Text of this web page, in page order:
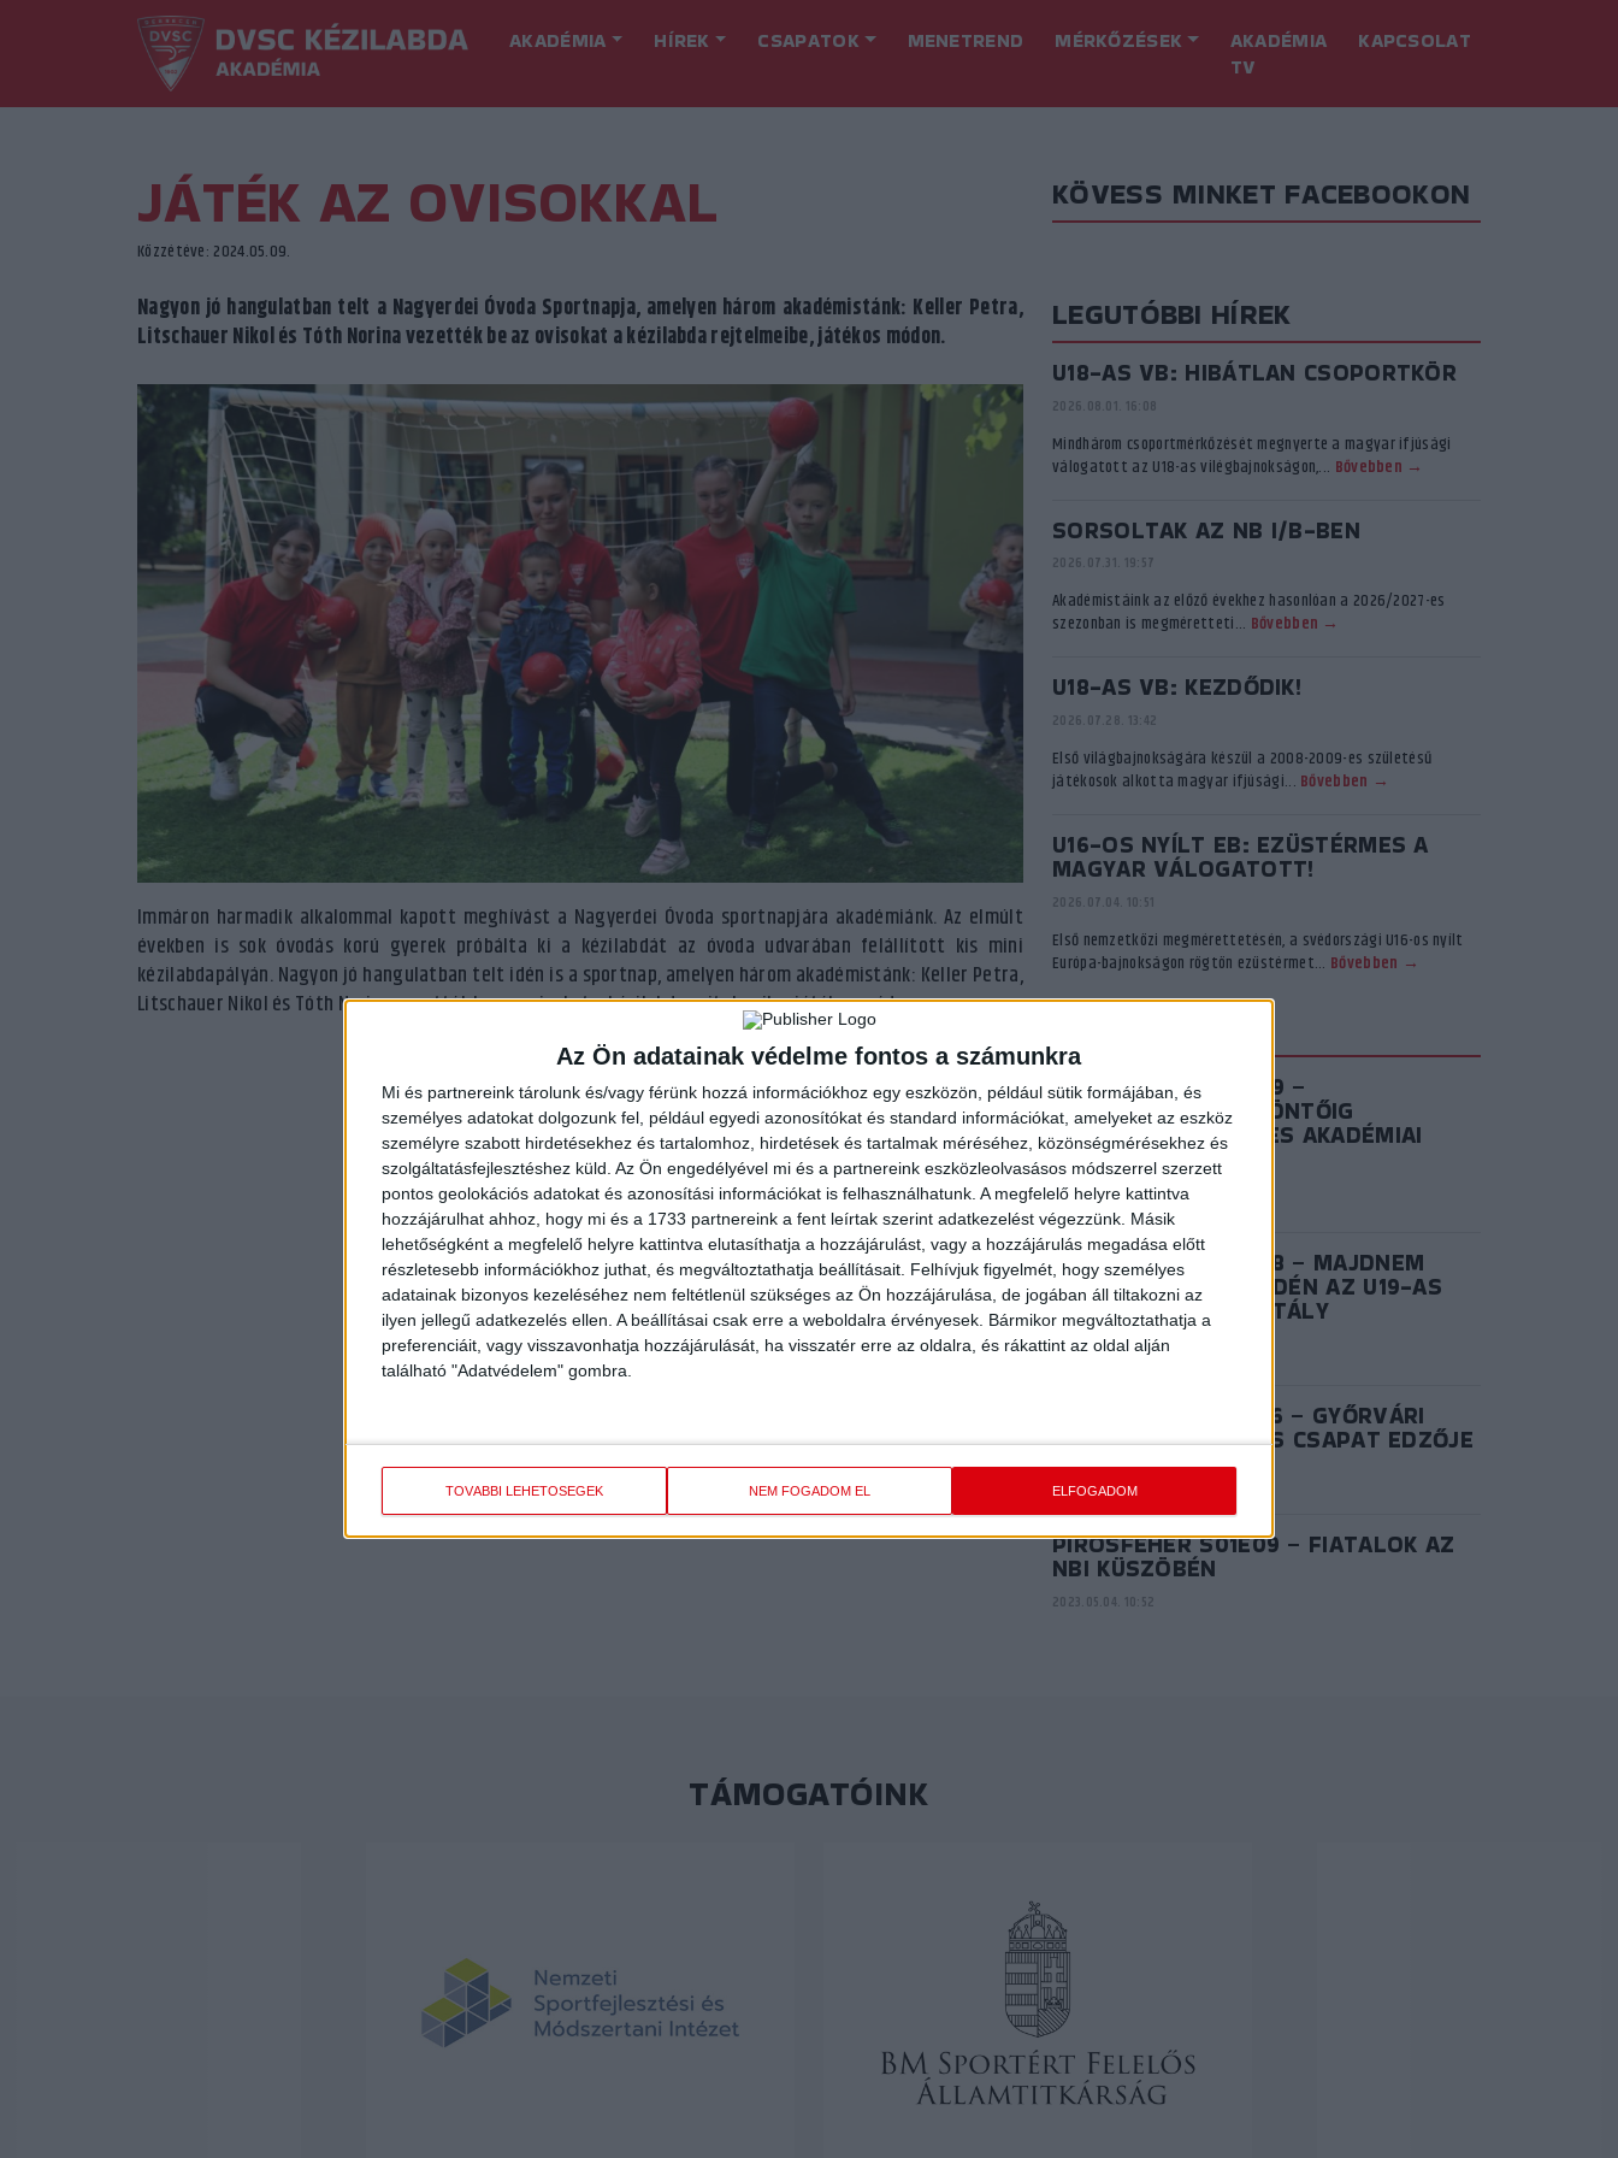
Az Ön adatainak védelme fontos a számunkra
Mi és partnereink tárolunk és/vagy férünk hozzá információkhoz egy eszközön, például sütik formájában, és
személyes adatokat dolgozunk fel, például egyedi azonosítókat és standard információkat, amelyeket az eszköz
személyre szabott hirdetésekhez és tartalomhoz, hirdetések és tartalmak méréséhez, közönségmérésekhez és
szolgáltatásfejlesztéshez küld. Az Ön engedélyével mi és a partnereink eszközleolvasásos módszerrel szerzett
pontos geolokációs adatokat és azonosítási információkat is felhasználhatunk. A megfelelő helyre kattintva
hozzájárulhat ahhoz, hogy mi és a 1733 partnereink a fent leírtak szerint adatkezelést végezzünk. Másik
lehetőségként a megfelelő helyre kattintva elutasíthatja a hozzájárulást, vagy a hozzájárulás megadása előtt
részletesebb információkhoz juthat, és megváltoztathatja beállításait. Felhívjuk figyelmét, hogy személyes
adatainak bizonyos kezeléséhez nem feltétlenül szükséges az Ön hozzájárulása, de jogában áll tiltakozni az
ilyen jellegű adatkezelés ellen. A beállításai csak erre a weboldalra érvényesek. Bármikor megváltoztathatja a
preferenciáit, vagy visszavonhatja hozzájárulását, ha visszatér erre az oldalra, és rákattint az oldal alján
található "Adatvédelem" gombra.
TOVÁBBI LEHETŐSÉGEK NEM FOGADOM EL ELFOGADOM
AKADÉMIA HÍREK CSAPATOK MENETREND MÉRKŐZÉSEK
AKADÉMIA
TV
KAPCSOLAT
JÁTÉK AZ OVISOKKAL
Közzétéve: 2024.05.09.
Nagyon jó hangulatban telt a Nagyerdei Óvoda Sportnapja, amelyen három akadémistánk: Keller Petra,
Litschauer Nikol és Tóth Norina vezették be az ovisokat a kézilabda rejtelmeibe, játékos módon.
Immáron harmadik alkalommal kapott meghívást a Nagyerdei Óvoda sportnapjára akadémiánk. Az elmúlt
években is sok óvodás korú gyerek próbálta ki a kézilabdát az óvoda udvarában felállított kis mini
kézilabdapályán. Nagyon jó hangulatban telt idén is a sportnap, amelyen három akadémistánk: Keller Petra,
Litschauer Nikol és Tóth Norina vezették be az ovisokat a kézilabda rejtelmeibe, játékos módon.
KÖVESS MINKET FACEBOOKON
LEGUTÓBBI HÍREK
U18-AS VB: HIBÁTLAN CSOPORTKÖR
2026.08.01. 16:08
Mindhárom csoportmérkőzését megnyerte a magyar ifjúsági
válogatott az U18-as vilégbajnokságon,... Bővebben →
SORSOLTAK AZ NB I/B-BEN
2026.07.31. 19:57
Akadémistáink az előző évekhez hasonlóan a 2026/2027-es
szezonban is megméretteti... Bővebben →
U18-AS VB: KEZDŐDIK!
2026.07.28. 13:42
Első világbajnokságára készül a 2008-2009-es születésű
játékosok alkotta magyar ifjúsági... Bővebben →
U16-OS NYÍLT EB: EZÜSTÉRMES A
MAGYAR VÁLOGATOTT!
2026.07.04. 10:51
Első nemzetközi megmérettetésén, a svédországi U16-os nyílt
Európa-bajnokságon rögtön ezüstérmet... Bővebben →
PIROSFEHÉR S03E09 –
EZÜSTLÁNYOK: A DÖNTŐIG
MENETELT AZ U17-ES AKADÉMIAI
KOROSZTÁLY
2024.06.28. 15:02
PIROSFEHÉR S03E08 – MAJDNEM
ARANY: REMEKELT IDÉN AZ U19-AS
AKADÉMIAI KOROSZTÁLY
2024.06.20. 14:57
PIROSFEHÉR S02E06 – GYŐRVÁRI
VIKTOR, AZ NB I/B-S CSAPAT EDZŐJE
2023.08.25. 10:41
PIROSFEHÉR S01E09 – FIATALOK AZ
NBI KÜSZÖBÉN
2023.05.04. 10:52
TÁMOGATÓINK